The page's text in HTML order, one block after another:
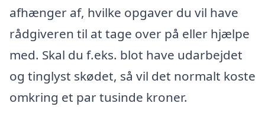
afhænger af, hvilke opgaver du vil have
rådgiveren til at tage over på eller hjælpe
med. Skal du f.eks. blot have udarbejdet
og tinglyst skødet, så vil det normalt koste
omkring et par tusinde kroner.